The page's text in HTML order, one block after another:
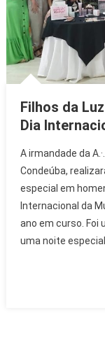
Filhos da
Dia
A irmandade da
Condeúba,
especial em
Internacional da
ano em curso. Foi
uma noite